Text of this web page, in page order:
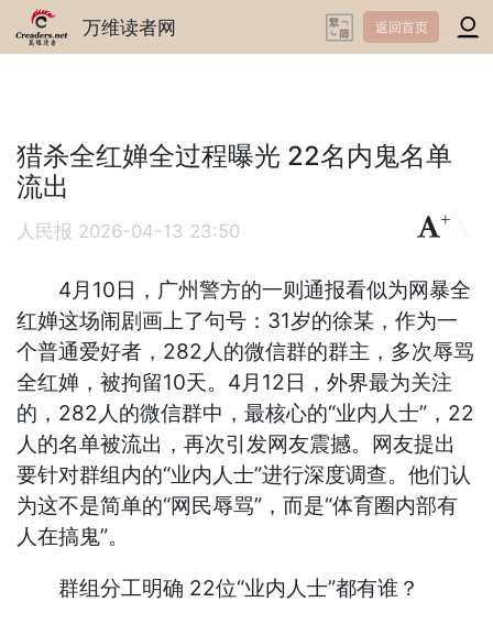
万维读者网 返回首页
猎杀全红婵全过程曝光 22名内鬼名单
流出
人民报 2026-04-13 23:50
+
4月10日，广州警方的一则通报看似为网暴全
红婵这场闹剧画上了句号：31岁的徐某，作为一
个普通爱好者，282人的微信群的群主，多次辱骂
全红婵，被拘留10天。4月12日，外界最为关注
的，282人的微信群中，最核心的“业内人士”，22
人的名单被流出，再次引发网友震撼。网友提出
要针对群组内的“业内人士”进行深度调查。他们认
为这不是简单的“网民辱骂”，而是“体育圈内部有
人在搞鬼”。
群组分工明确 22位“业内人士”都有谁？